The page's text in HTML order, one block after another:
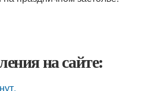
на сайте: